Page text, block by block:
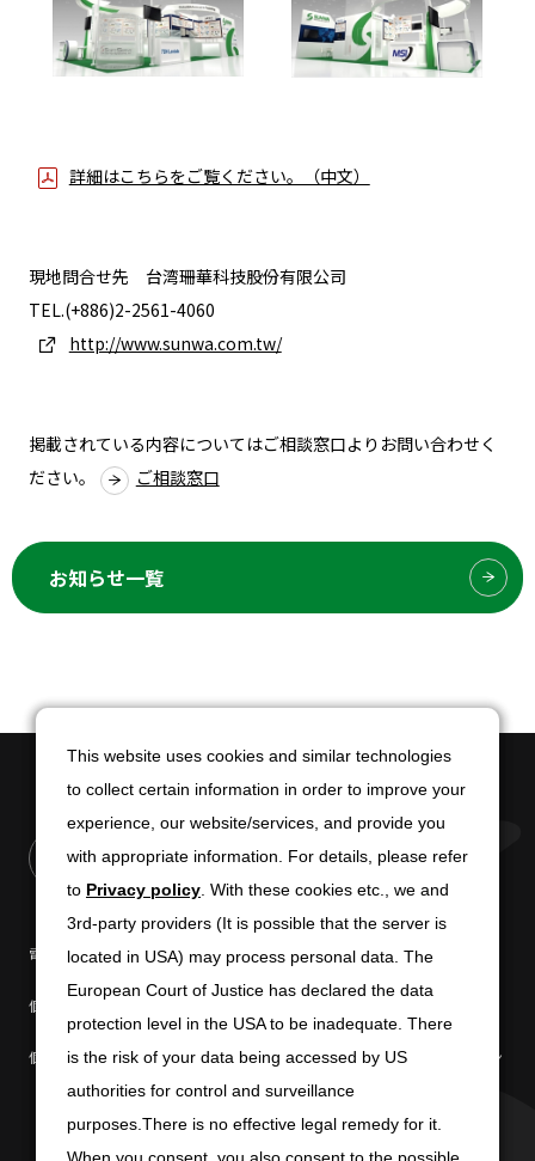
詳細はこちらをご覧ください。（中文）
現地問合せ先 台湾珊華科技股份有限公司
TEL.(+886)2-2561-4060
http://www.sunwa.com.tw/
掲載されている内容についてはご相談窓口よりお問い合わせく
ださい。
ご相談窓口
お知らせ一覧
電子公告 免責条項
個人情報の取扱いについて
個人情報の共同利用について 商標使用に関するガイドライン
This website uses cookies and similar technologies
to collect certain information in order to improve your
experience, our website/services, and provide you
with appropriate information. For details, please refer
to Privacy policy . With these cookies etc., we and
3rd-party providers (It is possible that the server is
located in USA) may process personal data. The
European Court of Justice has declared the data
protection level in the USA to be inadequate. There
is the risk of your data being accessed by US
authorities for control and surveillance
purposes.There is no effective legal remedy for it.
This website uses cookies and similar technologies
to collect certain information in order to improve your
experience, our website/services, and provide you
with appropriate information. For details, please refer
to Privacy policy . With these cookies etc., we and
3rd-party providers (It is possible that the server is
located in USA) may process personal data. The
European Court of Justice has declared the data
protection level in the USA to be inadequate. There
is the risk of your data being accessed by US
authorities for control and surveillance
purposes.There is no effective legal remedy for it.